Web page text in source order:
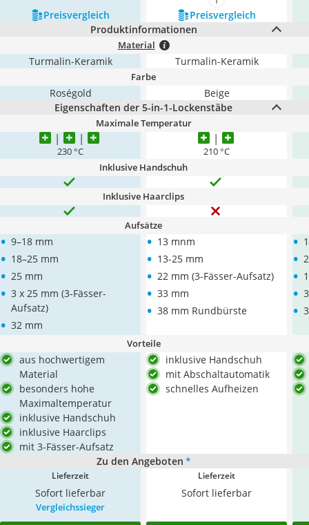
mehr anzeigen
Preis­vergleich
Preis­vergleich
Produktinformationen
Material
Turmalin-Keramik Turmalin-Keramik
Farbe
Roségold
Beige
Eigenschaften der 5-in-1-Lockenstäbe
Maximale Temperatur
230 °C 210 °C
Inklusive Handschuh
Inklusive Haarclips
Aufsätze
• 9–18 mm
• 18–25 mm
• 25 mm
• 3 x 25 mm (3-Fässer-
Aufsatz)
• 32 mm
• 13 mnm
• 13-25 mm
• 22 mm (3-Fässer-Aufsatz)
• 33 mm
• 38 mm Rundbürste
•
•
•
•
•
Vorteile
aus hochwertigem
Material
besonders hohe
Maximaltemperatur
inklusive Handschuh
inklusive Haarclips
mit 3-Fässer-Aufsatz
inklusive Handschuh
mit Abschaltautomatik
schnelles Aufheizen
Zu den Angeboten *
Lieferzeit
Sofort lieferbar
Lieferzeit
Sofort lieferbar
Vergleichssieger